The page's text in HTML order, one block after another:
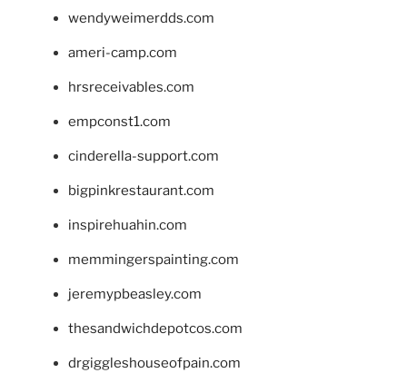
wendyweimerdds.com
ameri-camp.com
hrsreceivables.com
empconst1.com
cinderella-support.com
bigpinkrestaurant.com
inspirehuahin.com
memmingerspainting.com
jeremypbeasley.com
thesandwichdepotcos.com
drgiggleshouseofpain.com